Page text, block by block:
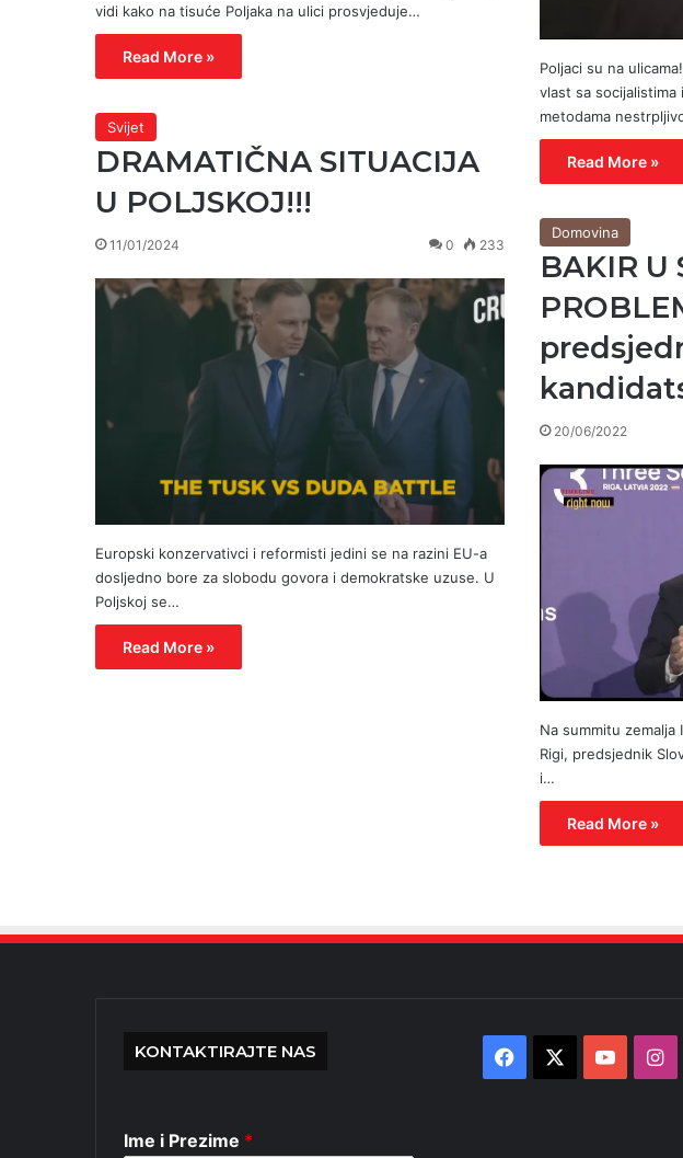
vidi kako na tisuće Poljaka na ulici prosvjeduje…
Read More »
Poljaci su na
vlast sa socijalistima
metodama
Read More »
Svijet
DRAMATIČNA SITUACIJA
U POLJSKOJ!!!
11/01/2024 0 233
Europski konzervativci i reformisti jedini se na razini EU-a
dosljedno bore za slobodu govora i demokratske uzuse. U
Poljskoj se…
Read More »
Domovina
BAKIR U
20/06/2022
Na summitu
Rigi, predsjednik
i…
Read More »
KONTAKTIRAJTE NAS
Ime i Prezime *
Facebook YouTube